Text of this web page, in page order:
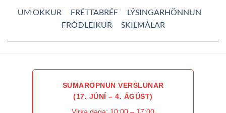
UM OKKUR FRÉTTABRÉF
LÝSINGARHÖNNUN
FRÓÐLEIKUR
SKILMÁLAR
SUMAROPNUN VERSLUNAR
(17. JÚNÍ – 4. ÁGÚST)
Virka daga: 10:00 – 17:00